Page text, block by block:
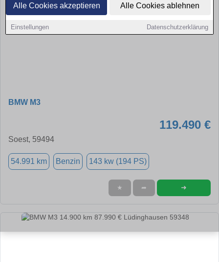
Alle Cookies akzeptieren Alle Cookies ablehnen
Einstellungen Datenschutzerklärung
BMW M3
119.490 €
Soest, 59494
54.991 km Benzin 143 kw (194 PS)
★ ➦ ➜